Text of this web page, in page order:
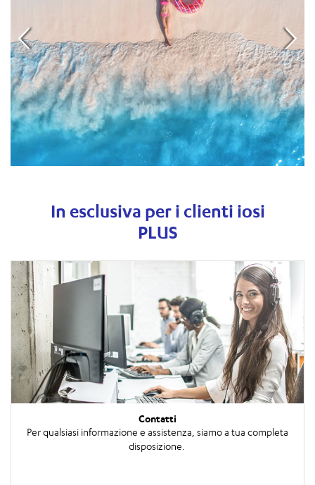
In esclusiva per i clienti iosi
PLUS
Contatti
Per qualsiasi informazione e assistenza, siamo a tua completa
disposizione.